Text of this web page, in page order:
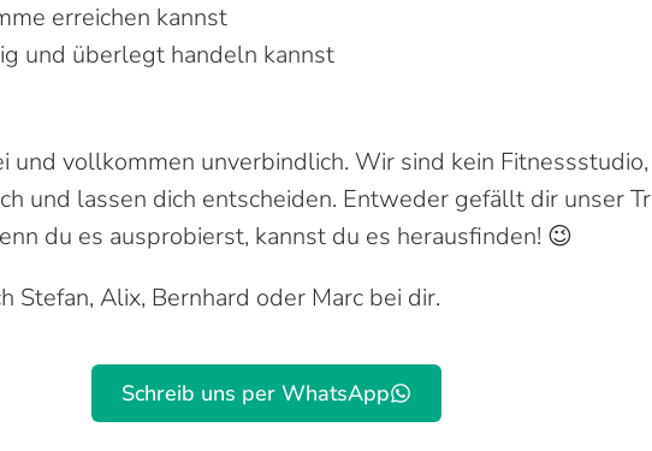
erreichen kannst
und überlegt handeln kannst
und vollkommen unverbindlich. Wir sind kein
und lassen dich entscheiden. Entweder gefällt dir unser
du es ausprobierst, kannst du es herausfinden! 😉
Alix, Bernhard oder Marc bei dir.
Schreib uns per WhatsApp